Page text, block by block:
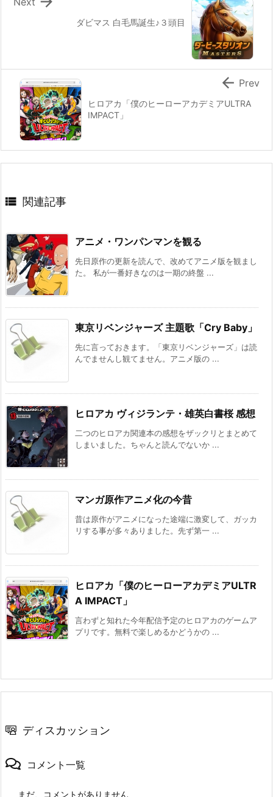
ダビマス 白毛馬誕生♪３頭目
ヒロアカ「僕のヒーローアカデミアULTRA
IMPACT」
 Prev
 関連記事
アニメ・ワンパンマンを観る
先日原作の更新を読んで、改めてアニメ版を観まし
た。 私が一番好きなのは一期の終盤 ...
東京リベンジャーズ 主題歌「Cry Baby」
先に言っておきます。「東京リベンジャーズ」は読
んでませんし観てません。アニメ版の ...
ヒロアカ ヴィジランテ・雄英白書桜 感想
二つのヒロアカ関連本の感想をザックリとまとめて
しまいました。ちゃんと読んでないか ...
マンガ原作アニメ化の今昔
昔は原作がアニメになった途端に激変して、ガッカ
リする事が多々ありました。先ず第一 ...
ヒロアカ「僕のヒーローアカデミアULTR
A IMPACT」
言わずと知れた今年配信予定のヒロアカのゲームア
プリです。無料で楽しめるかどうかの ...
ディスカッション
コメント一覧
まだ、コメントがありません